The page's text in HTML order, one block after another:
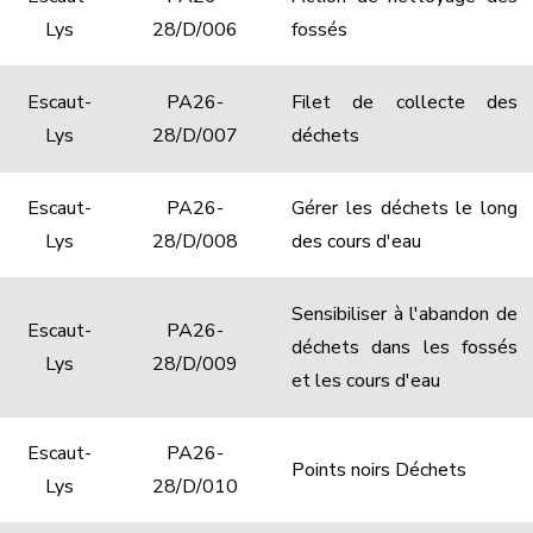
Lys
28/D/006
fossés
Escaut-
Lys
PA26-
28/D/007
Filet de collecte des
déchets
Escaut-
Lys
PA26-
28/D/008
Gérer les déchets le long
des cours d'eau
Escaut-
Lys
PA26-
28/D/009
Sensibiliser à l'abandon de
déchets dans les fossés
et les cours d'eau
Escaut-
Lys
PA26-
28/D/010
Points noirs Déchets